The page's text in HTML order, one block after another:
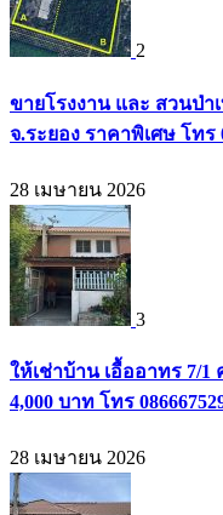
2
ขายโรงงาน และ สวนป่า
จ.ระยอง ราคาพิเศษ โทร
28 เมษายน 2026
3
ให้เช่าบ้าน เอื้ออาทร 7/
4,000 บาท โทร
28 เมษายน 2026